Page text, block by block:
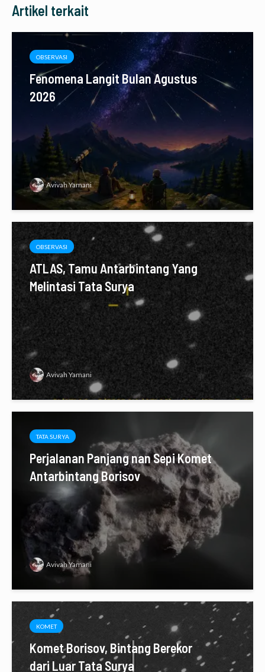
Artikel terkait
OBSERVASI
Fenomena Langit Bulan Agustus
2026
Avivah Yamani
OBSERVASI
ATLAS, Tamu Antarbintang Yang
Melintasi Tata Surya
Avivah Yamani
TATA SURYA
Perjalanan Panjang nan Sepi Komet
Antarbintang Borisov
Avivah Yamani
KOMET
Komet Borisov, Bintang Berekor
dari Luar Tata Surya